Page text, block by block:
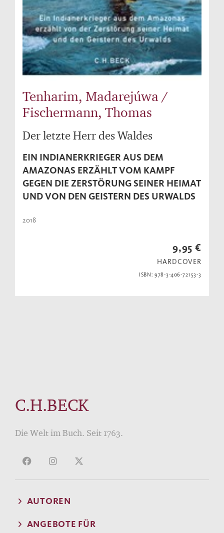
Tenharim, Madarejúwa /
Fischermann, Thomas
Der letzte Herr des Waldes
EIN INDIANERKRIEGER AUS DEM
AMAZONAS ERZÄHLT VOM KAMPF
GEGEN DIE ZERSTÖRUNG SEINER HEIMAT
UND VON DEN GEISTERN DES URWALDS
2018
9,95 €
HARDCOVER
ISBN: 978-3-406-72153-3
C.H.BECK
Die Welt im Buch. Seit 1763.
AUTOREN
ANGEBOTE FÜR